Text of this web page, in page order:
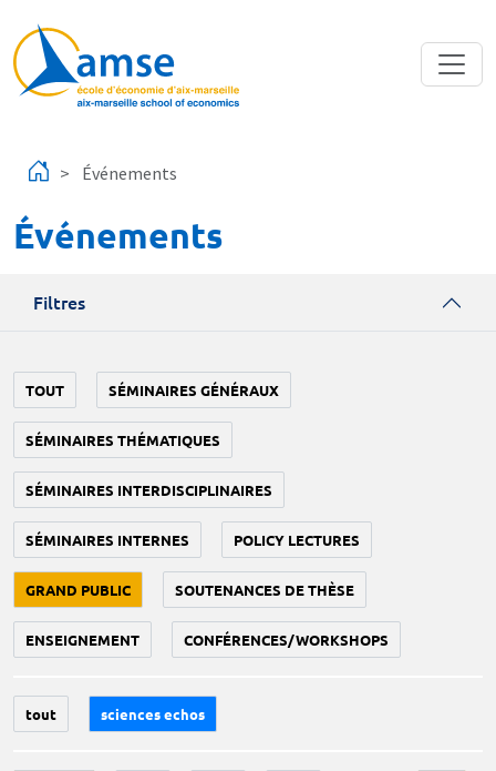
Événements
Événements
Filtres
TOUT SÉMINAIRES GÉNÉRAUX
SÉMINAIRES THÉMATIQUES
SÉMINAIRES INTERDISCIPLINAIRES
SÉMINAIRES INTERNES POLICY LECTURES
GRAND PUBLIC SOUTENANCES DE THÈSE
ENSEIGNEMENT CONFÉRENCES/WORKSHOPS
tout sciences echos